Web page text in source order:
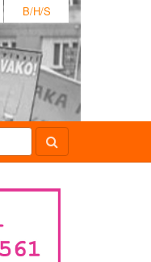
B/H/S